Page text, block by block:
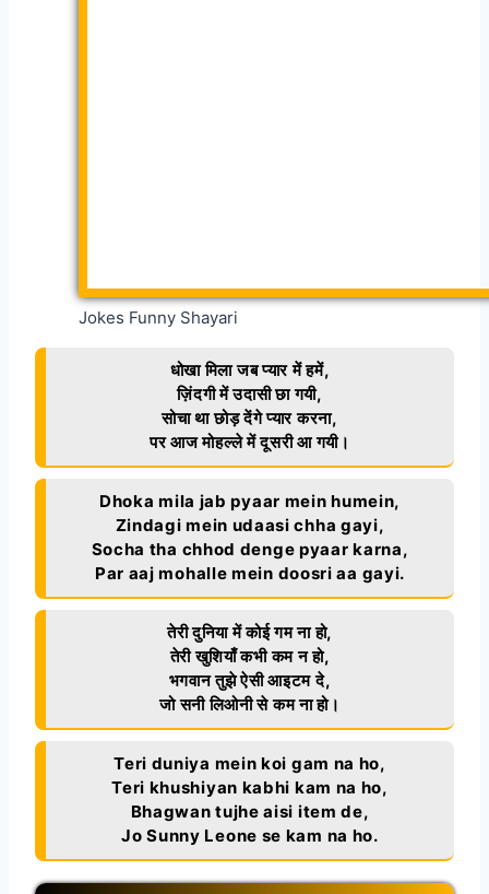
Jokes Funny Shayari
धोखा मिला जब प्यार में हमें,
ज़िंदगी में उदासी छा गयी,
सोचा था छोड़ देंगे प्यार करना,
पर आज मोहल्ले में दूसरी आ गयी।
Dhoka mila jab pyaar mein humein,
Zindagi mein udaasi chha gayi,
Socha tha chhod denge pyaar karna,
Par aaj mohalle mein doosri aa gayi.
तेरी दुनिया में कोई गम ना हो,
तेरी खुशियाँ कभी कम न हो,
भगवान तुझे ऐसी आइटम दे,
जो सनी लिओनी से कम ना हो।
Teri duniya mein koi gam na ho,
Teri khushiyan kabhi kam na ho,
Bhagwan tujhe aisi item de,
Jo Sunny Leone se kam na ho.